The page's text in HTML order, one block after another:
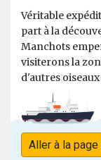
Véritable
part à la
Manchots
visiterons la
d'autres
Aller à la